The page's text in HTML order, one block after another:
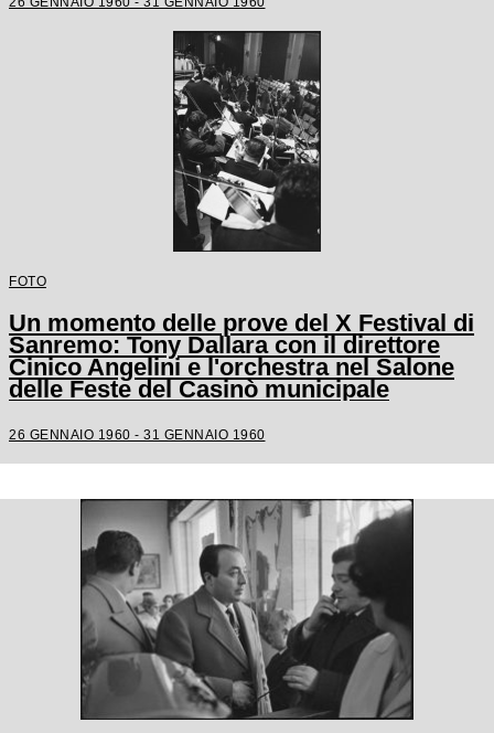
FOTO
Un momento delle prove del X Festival di
Sanremo: Tony Dallara con il direttore
Cinico Angelini e l'orchestra nel Salone
delle Feste del Casinò municipale
26 GENNAIO 1960 - 31 GENNAIO 1960